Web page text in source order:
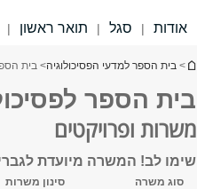
אודות | סגל | תואר ראשון |
הינך נמצא כאן
> בית הספר למדעי הפסיכולוגיה> בית
בית הספר
משרות ופרויקטים
שימו לב! המשרה מיועדת
סוג משרה סינון משרות